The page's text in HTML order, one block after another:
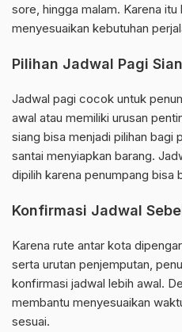
sore, hingga malam. Karena
menyesuaikan kebutuhan
Pilihan Jadwal Pagi
Jadwal pagi cocok untuk
awal atau memiliki urusan
siang bisa menjadi pilihan bagi
santai menyiapkan barang.
dipilih karena penumpang bisa
Konfirmasi Jadwal
Karena rute antar kota
serta urutan penjemputan,
konfirmasi jadwal lebih awal.
membantu menyesuaikan
sesuai.